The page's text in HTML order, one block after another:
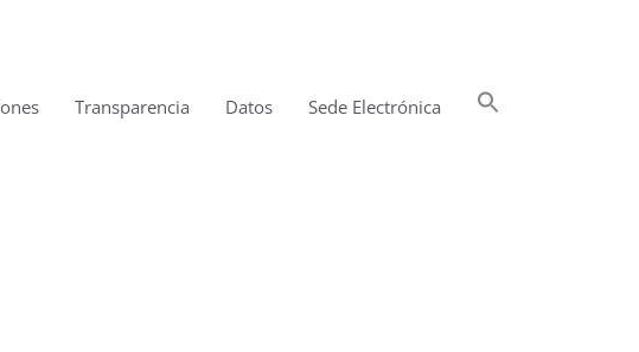
Transparencia Datos Sede Electrónica